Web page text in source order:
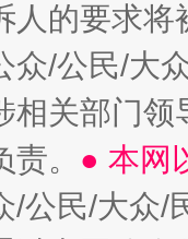
人的要求将
众/公民/大
相关部门
。 ● 本网
/公民/大众